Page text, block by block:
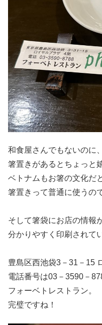
和食屋さんでもないのに、
箸置きがあるとちょっと
ベトナムもお箸の文化だ
箸置きって普通に使うの
そして箸袋にお店の情報
分かりやすく印刷されて
豊島区西池袋3－31－15
電話番号は03－3590－
フォーベトレストラン。
完璧ですね！